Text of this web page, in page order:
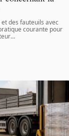
des fauteuils avec
courante pour
…